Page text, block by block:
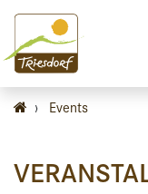
› Events